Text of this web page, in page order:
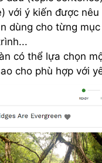
với ý kiến được
dùng cho từng
có thể lựa chọn
cho phù hợp với